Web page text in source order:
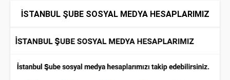
İSTANBUL ŞUBE SOSYAL MEDYA HESAPLARIMIZ